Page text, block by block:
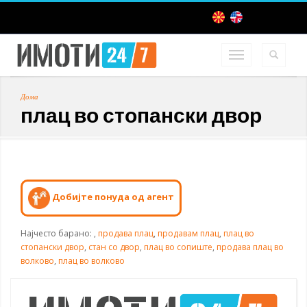
Дома
плац во стопански двор
Добијте понуда од агент
Најчесто барано: , продава плац, продавам плац, плац во
стопански двор, стан со двор, плац во сопиште, продава плац во
волково, плац во волково